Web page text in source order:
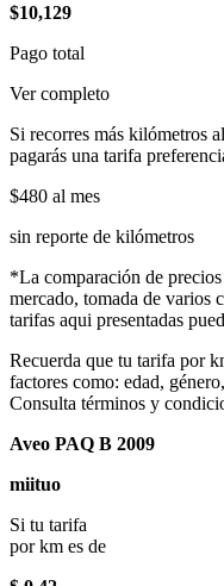
$10,129
Pago total
Ver completo
Si recorres más kilómetros
pagarás una tarifa
$480 al mes
sin reporte de kilómetros
*La comparación de
mercado, tomada de varios
tarifas aqui presentadas
Recuerda que tu tarifa por
factores como: edad,
Consulta términos y
Aveo PAQ B 2009
miituo
Si tu tarifa
por km es de